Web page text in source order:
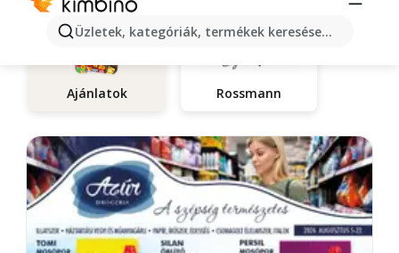
Üzletek, kategóriák, termékek keresése...
Ajánlatok Rossmann